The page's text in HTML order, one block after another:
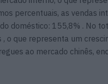
percentuais, as vendas
doméstico: 155,8% . No
o que representa um
ao mercado chinês,